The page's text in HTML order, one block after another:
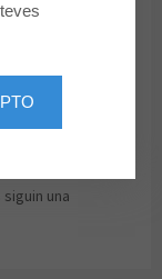
de regals
una